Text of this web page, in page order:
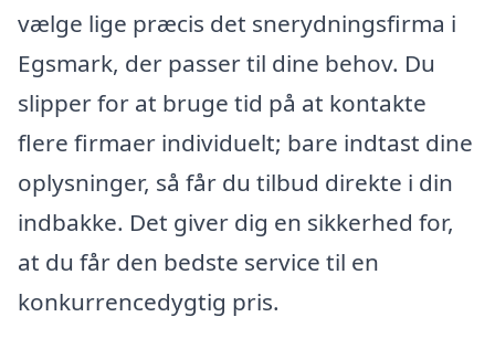
vælge lige præcis det snerydningsfirma i
Egsmark, der passer til dine behov. Du
slipper for at bruge tid på at kontakte
flere firmaer individuelt; bare indtast dine
oplysninger, så får du tilbud direkte i din
indbakke. Det giver dig en sikkerhed for,
at du får den bedste service til en
konkurrencedygtig pris.